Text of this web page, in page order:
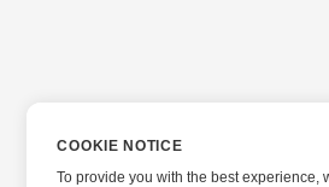
COOKIE NOTICE
To provide you with the best experience,